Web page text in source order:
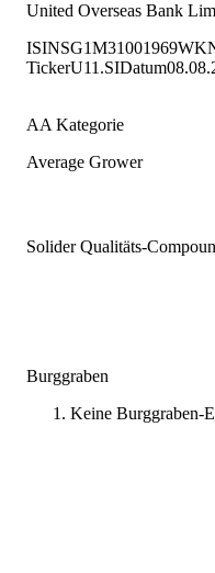
United Overseas Bank
ISINSG1M31001969
TickerU11.SIDatum
AA Kategorie
Average Grower
Solider Qualitäts-
Burggraben
Keine Burggraben-